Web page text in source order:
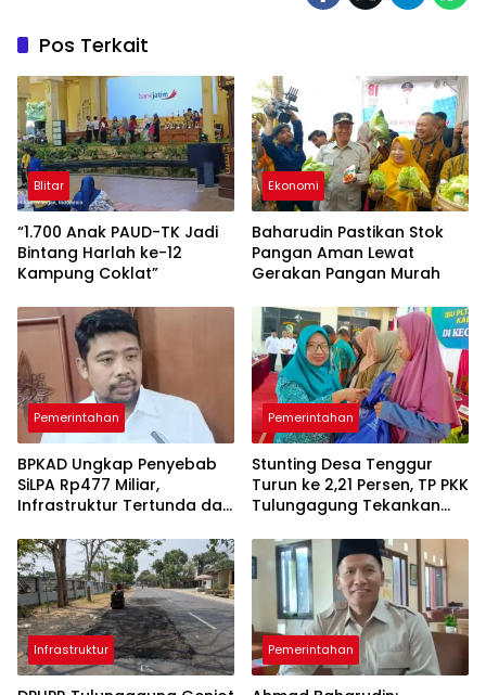
Pos Terkait
Blitar
“1.700 Anak PAUD-TK Jadi
Bintang Harlah ke-12
Kampung Coklat”
Ekonomi
Baharudin Pastikan Stok
Pangan Aman Lewat
Gerakan Pangan Murah
Pemerintahan
BPKAD Ungkap Penyebab
SiLPA Rp477 Miliar,
Infrastruktur Tertunda dan
Pemerintahan
Stunting Desa Tenggur
Turun ke 2,21 Persen, TP PKK
Tulungagung Tekankan
Berkelanjutan
Infrastruktur Pemerintahan